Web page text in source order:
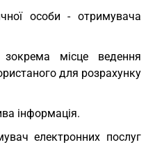
особи - отримувача
зокрема місце ведення
для розрахунку
інформація.
електронних послуг